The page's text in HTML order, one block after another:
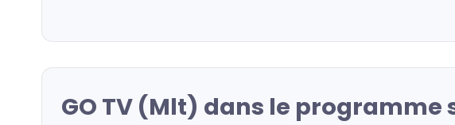
GO TV (Mlt) dans le